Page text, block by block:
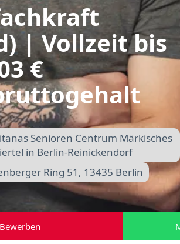
| Vollzeit bis
€
Senioren Centrum Märkisches
in Berlin-Reinickendorf
Ring 51, 13435 Berlin
Bewerben